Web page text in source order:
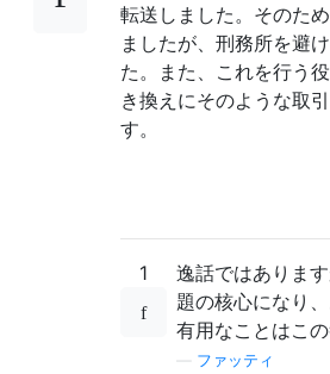
転送しました。そのた
ましたが、刑務所を避
た。また、これを行う
き換えにそのような取
す。
1
逸話ではありま
題の核心になり
有用なことはこの
ファッティ